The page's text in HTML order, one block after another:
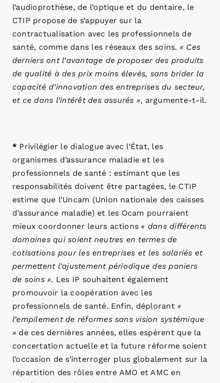
l’audioprothèse, de l’optique et du dentaire, le
CTIP propose de s’appuyer sur la
contractualisation avec les professionnels de
santé, comme dans les réseaux des soins. « Ces
derniers ont l’avantage de proposer des produits
de qualité à des prix moins élevés, sans brider la
capacité d’innovation des entreprises du secteur,
et ce dans l’intérêt des assurés », argumente-t-il.
* Privilégier le dialogue avec l’État, les
organismes d’assurance maladie et les
professionnels de santé : estimant que les
responsabilités doivent être partagées, le CTIP
estime que l’Uncam (Union nationale des caisses
d’assurance maladie) et les Ocam pourraient
mieux coordonner leurs actions « dans différents
domaines qui soient neutres en termes de
cotisations pour les entreprises et les salariés et
permettent l’ajustement périodique des paniers
de soins ». Les IP souhaitent également
promouvoir la coopération avec les
professionnels de santé. Enfin, déplorant «
l’empilement de réformes sans vision systémique
» de ces dernières années, elles espèrent que la
concertation actuelle et la future réforme soient
l’occasion de s’interroger plus globalement sur la
répartition des rôles entre AMO et AMC en